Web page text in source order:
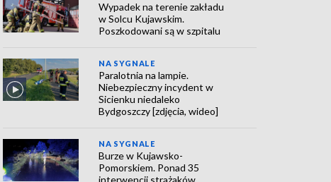
Wypadek na terenie zakładu
w Solcu Kujawskim.
Poszkodowani są w szpitalu
NA SYGNALE
Paralotnia na lampie.
Niebezpieczny incydent w
Sicienku niedaleko
Bydgoszczy [zdjęcia, wideo]
NA SYGNALE
Burze w Kujawsko-
Pomorskiem. Ponad 35
interwencji strażaków